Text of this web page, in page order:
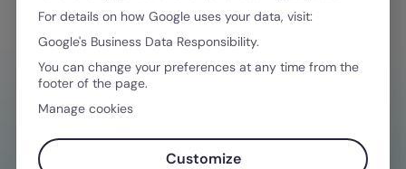
February 9, 2026·11 minutos de lectura
¿NECESITAS AYUDA GESTIONANDO
FINANZAS?
Centraliza todos los procesos de gastos
For details on how Google uses your data, visit:
Google's Business Data Responsibility.
You can change your preferences at any time from the
footer of the page.
Manage cookies
Customize